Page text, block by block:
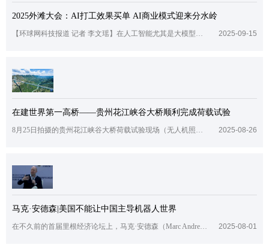
2025外滩大会：AI打工效果买单 AI商业模式迎来分水岭
【环球网科技报道 记者 李文瑶】在人工智能尤其是大模型技术加速渗透产业的过程中，企业如何量化AI的价值、降低使用门槛、实现规模化落地，成为横亘在行业面前的共同课题。在2025外滩大会期间，蚂蚁数科宣布推出“按效果付费”（Result as a Service, RaaS）这一新型商业模式，试图为AI to B赛道带来一场商业范式的重塑。图：蚂蚁数科副总裁余滨蚂蚁数科副总裁余滨在接受包括环球网在内的 2025-09-15
在建世界第一高桥——贵州花江峡谷大桥顺利完成荷载试验
8月25日拍摄的贵州花江峡谷大桥荷载试验现场（无人机照片）。新华社记者 陶亮 摄8月25日，在建世界第一高桥——贵州花江峡谷大桥荷载试验顺利完成，通车在即。在静力荷载试验过程中，96辆总重达3300吨的重型大货车分批驶上桥面，对大桥进行了一次全面而严格的“体能测验”。荷载试验顺利完成，标志着大桥通过了通车前的“关键大考”，有望于9月下旬宣布通车。花江峡谷大桥于2022年1月开工建设，是贵州六枝至安 2025-08-26
马克·安德森|美国不能让中国主导机器人世界
在不久前的首届里根经济论坛上，马克·安德森（Marc Andreessen）表示，美国必须在人工智能时代的机器人技术中占据领导地位，否则将面临中国机器人洪流的冲击。他称，自20世纪中期以来，制造业在美国经济中的占比大幅下降。安德森呼吁建立“外星无畏舰”工厂，以实现再工业化并推动未来经济增长。马克·安德森是美国著名的企业家、风险投资家和软件工程师，被誉为互联网发展的先驱之一。安德森以其对技术趋势的敏 2025-08-01